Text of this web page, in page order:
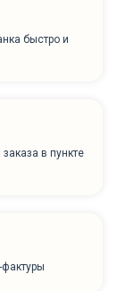
быстро и
в пункте